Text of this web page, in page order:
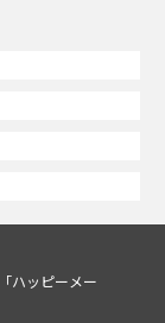
ハッピーメー